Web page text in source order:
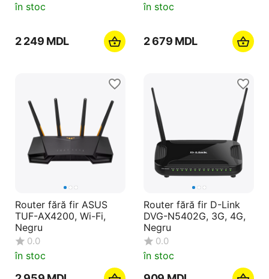
în stoc
2 249 MDL
în stoc
2 679 MDL
Router fără fir ASUS
TUF-AX4200, Wi-Fi,
Negru
0.0
în stoc
Router fără fir D-Link
DVG-N5402G, 3G, 4G,
Negru
0.0
în stoc